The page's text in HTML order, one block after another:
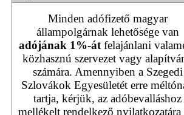
Minden adófizető magyar
állampolgárnak lehetősége van
adójának 1%-át felajánlani
közhasznú szervezet vagy
számára. Amennyiben a Szegedi
Szlovákok Egyesületét erre
tartja, kérjük, az adóbevalláshoz
mellékelt rendelkező nyilatkozatára